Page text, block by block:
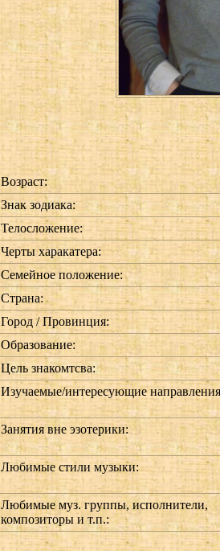
Возраст:
Знак зодиака:
Телосложение:
Черты харакатера:
Семейное положение:
Страна:
Город / Провинция:
Образование:
Цель знакомтсва:
Изучаемые/интересующие
Занятия вне эзотерики:
Любимые стили музыки:
Любимые муз. группы, исполнители,
композиторы и т.п.: